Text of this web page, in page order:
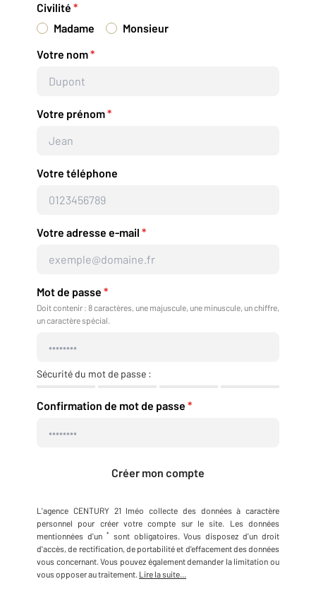
Civilité *
Madame
Monsieur
Votre nom*
Votre prénom*
Votre téléphone
Votre adresse e-mail *
Mot de passe *
Doit contenir : 8 caractères, une majuscule, une minuscule, un chiffre,
un caractère spécial.
Sécurité du mot de passe :
Confirmation de mot de passe *
Créer mon compte
L'agence CENTURY 21 Iméo collecte des données à caractère
personnel
pour créer votre compte sur le site. Les données
mentionnées d'un *
sont obligatoires. Vous disposez d'un droit
d'accès, de rectification, de portabilité et d'effacement des données
vous concernant. Vous pouvez également demander la limitation ou
vous opposer au traitement. Lire la suite...